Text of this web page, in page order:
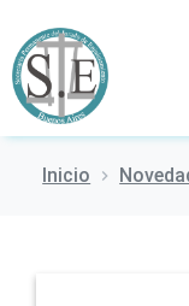
Inicio